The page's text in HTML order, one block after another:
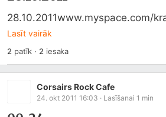
28.10.2011www.myspace.com/
Lasīt vairāk
2 patīk · 2 iesaka
Corsairs Rock Cafe
24. okt 2011 16:03 · Lasīšanai 1 min